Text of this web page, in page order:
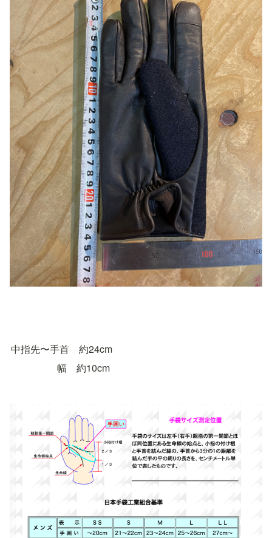
中指先〜手首　約24cm
                   幅　約10cm